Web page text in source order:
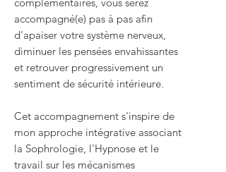
accompagné(e) pas à pas afin
d'apaiser votre système nerveux,
diminuer les pensées envahissantes
et retrouver progressivement un
sentiment de sécurité intérieure.
Cet accompagnement s'inspire de
mon approche intégrative associant
la Sophrologie, l'Hypnose et le
travail sur les mécanismes